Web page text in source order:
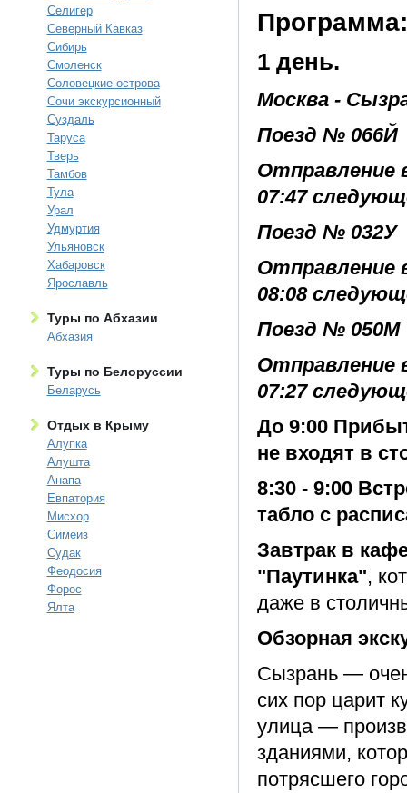
Селигер
Северный Кавказ
Сибирь
Смоленск
Соловецкие острова
Сочи экскурсионный
Суздаль
Таруса
Тверь
Тамбов
Тула
Урал
Удмуртия
Ульяновск
Хабаровск
Ярославль
Туры по Абхазии
Абхазия
Туры по Белоруссии
Беларусь
Отдых в Крыму
Алупка
Алушта
Анапа
Евпатория
Мисхор
Симеиз
Судак
Феодосия
Форос
Ялта
Программа:
1 день.
Москва -
Поезд № 066Й
Отправление
07:47
Поезд № 032У
Отправление
08:08
Поезд № 050М
Отправление
07:27
До 9:00
не входят в
8:30 - 9:00
табло с
Завтрак в
"Паутинка",
даже в
Обзорная
Сызрань —
сих пор царит
улица —
зданиями,
потрясшего